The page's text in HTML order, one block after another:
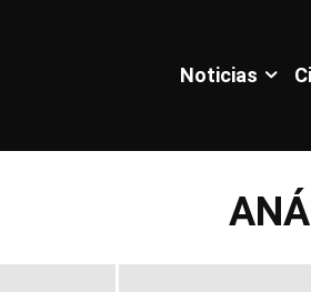
Noticias